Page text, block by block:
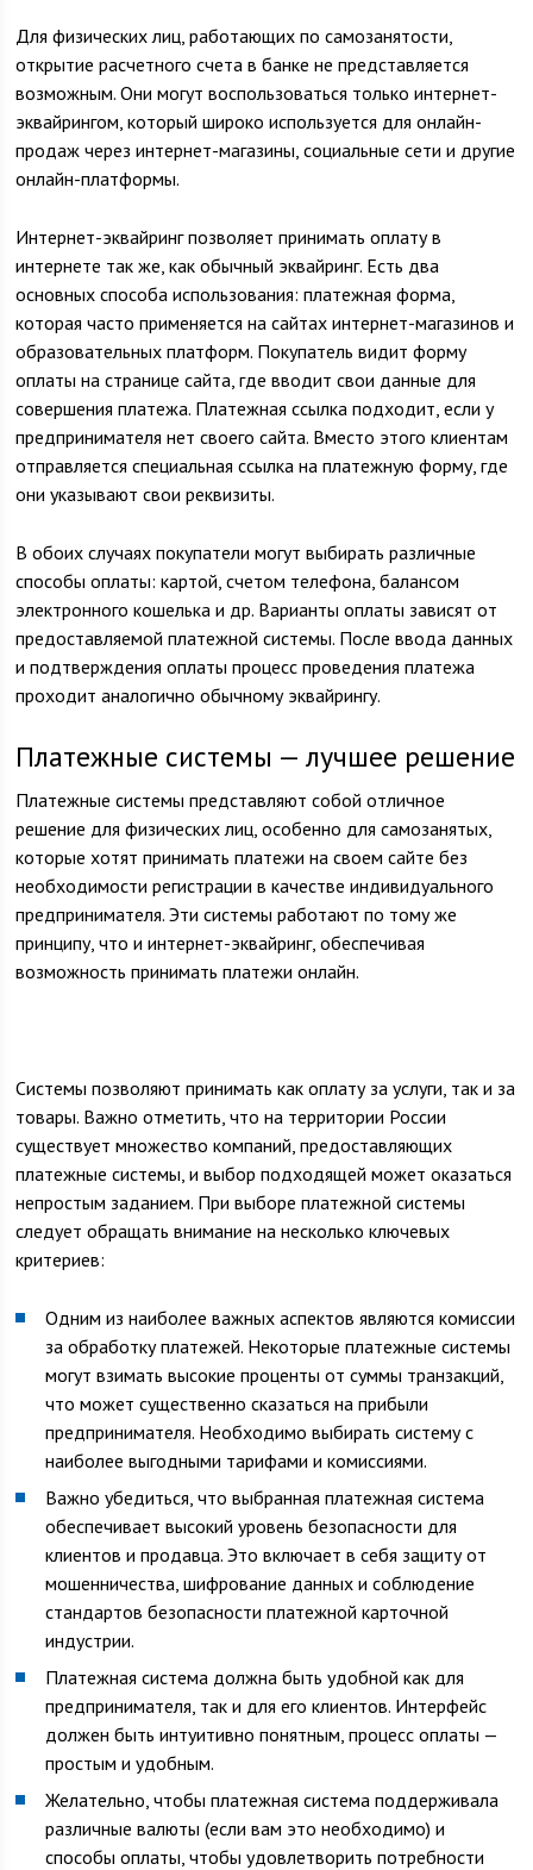
Для физических лиц, работающих по самозанятости,
открытие расчетного счета в банке не представляется
возможным. Они могут воспользоваться только интернет-
эквайрингом, который широко используется для онлайн-
продаж через интернет-магазины, социальные сети и другие
онлайн-платформы.
Интернет-эквайринг позволяет принимать оплату в
интернете так же, как обычный эквайринг. Есть два
основных способа использования: платежная форма,
которая часто применяется на сайтах интернет-магазинов и
образовательных платформ. Покупатель видит форму
оплаты на странице сайта, где вводит свои данные для
совершения платежа. Платежная ссылка подходит, если у
предпринимателя нет своего сайта. Вместо этого клиентам
отправляется специальная ссылка на платежную форму, где
они указывают свои реквизиты.
В обоих случаях покупатели могут выбирать различные
способы оплаты: картой, счетом телефона, балансом
электронного кошелька и др. Варианты оплаты зависят от
предоставляемой платежной системы. После ввода данных
и подтверждения оплаты процесс проведения платежа
проходит аналогично обычному эквайрингу.
Платежные системы — лучшее решение
Платежные системы представляют собой отличное
решение для физических лиц, особенно для самозанятых,
которые хотят принимать платежи на своем сайте без
необходимости регистрации в качестве индивидуального
предпринимателя. Эти системы работают по тому же
принципу, что и интернет-эквайринг, обеспечивая
возможность принимать платежи онлайн.
Системы позволяют принимать как оплату за услуги, так и за
товары. Важно отметить, что на территории России
существует множество компаний, предоставляющих
платежные системы, и выбор подходящей может оказаться
непростым заданием. При выборе платежной системы
следует обращать внимание на несколько ключевых
критериев:
Одним из наиболее важных аспектов являются комиссии
за обработку платежей. Некоторые платежные системы
могут взимать высокие проценты от суммы транзакций,
что может существенно сказаться на прибыли
предпринимателя. Необходимо выбирать систему с
наиболее выгодными тарифами и комиссиями.
Важно убедиться, что выбранная платежная система
обеспечивает высокий уровень безопасности для
клиентов и продавца. Это включает в себя защиту от
мошенничества, шифрование данных и соблюдение
стандартов безопасности платежной карточной
индустрии.
Платежная система должна быть удобной как для
предпринимателя, так и для его клиентов. Интерфейс
должен быть интуитивно понятным, процесс оплаты —
простым и удобным.
Желательно, чтобы платежная система поддерживала
различные валюты (если вам это необходимо) и
способы оплаты, чтобы удовлетворить потребности